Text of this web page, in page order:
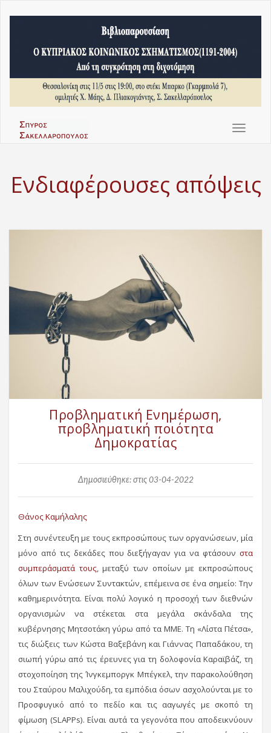
Toggle
Ενδιαφέρουσες απόψεις
Προβληματική Ενημέρωση,
προβληματική ποιότητα
Δημοκρατίας
Δημοσιεύθηκε: στις 03-04-2022
Θάνος Καμήλαλης
Στη συνέντευξη με τους εκπροσώπους των οργανώσεων, μία
μόνο από τις δεκάδες που διεξήγαγαν για να φτάσουν στα
συμπεράσματά τους, μεταξύ των οποίων με εκπροσώπους
όλων των Ενώσεων Συντακτών, επέμεινα σε ένα σημείο: Την
καθημερινότητα. Είναι πολύ λογικό η προσοχή των διεθνών
οργανισμών να στέκεται στα μεγάλα σκάνδαλα της
κυβέρνησης Μητσοτάκη γύρω από τα ΜΜΕ. Τη «Λίστα Πέτσα»,
τις διώξεις των Κώστα Βαξεβάνη και Γιάννας Παπαδάκου, τη
σιωπή γύρω από τις έρευνες για τη δολοφονία Καραϊβάζ, τη
στοχοποίηση της Ίνγκεμποργκ Μπέγκελ, την παρακολούθηση
του Σταύρου Μαλιχούδη, τα εμπόδια όσων ασχολούνται με το
Προσφυγικό από το πεδίο και τις ααγωγές με σκοπό τη
φίμωση (SLAPPs). Είναι αυτά τα γεγονότα που αποδεικνύουν